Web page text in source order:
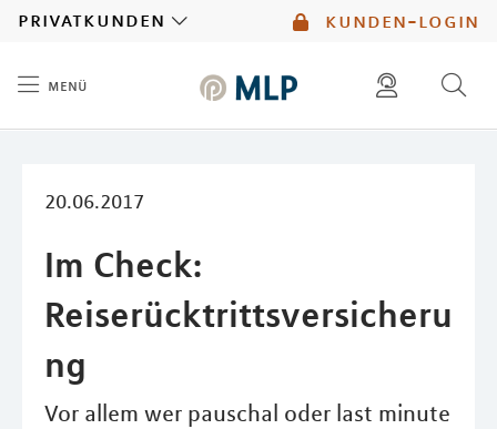
kunden-login
privatkunden
menü
20.06.2017
Im Check:
Reiserücktrittsversicheru
ng
Vor allem wer pauschal oder last minute